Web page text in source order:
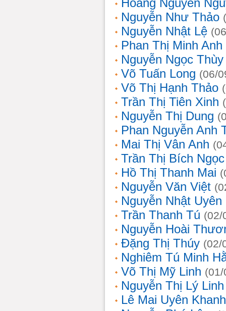
Hoàng Nguyễn
Nguyễn Như Thảo
Nguyễn Nhật Lệ
Phan Thị Minh Anh
Nguyễn Ngọc
Võ Tuấn Long (06/
Võ Thị Hạnh Thảo
Trần Thị Tiên Xinh
Nguyễn Thị Dung
Phan Nguyễn Anh
Mai Thị Vân Anh
Trần Thị Bích Ngọc
Hồ Thị Thanh Mai
Nguyễn Văn Việt
Nguyễn Nhật Uyên
Trần Thanh Tú (02/
Nguyễn Hoài
Đặng Thị Thúy (02/
Nghiêm Tú Minh
Võ Thị Mỹ Linh
Nguyễn Thị Lý Linh
Lê Mai Uyên Khanh